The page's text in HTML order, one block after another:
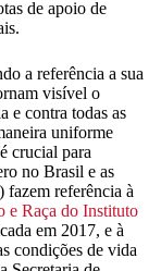
de apoio de
a referência a sua
visível o
e contra todas as
uniforme
crucial para
no Brasil e as
fazem referência à
e Raça do Instituto
em 2017, e à
condições de vida